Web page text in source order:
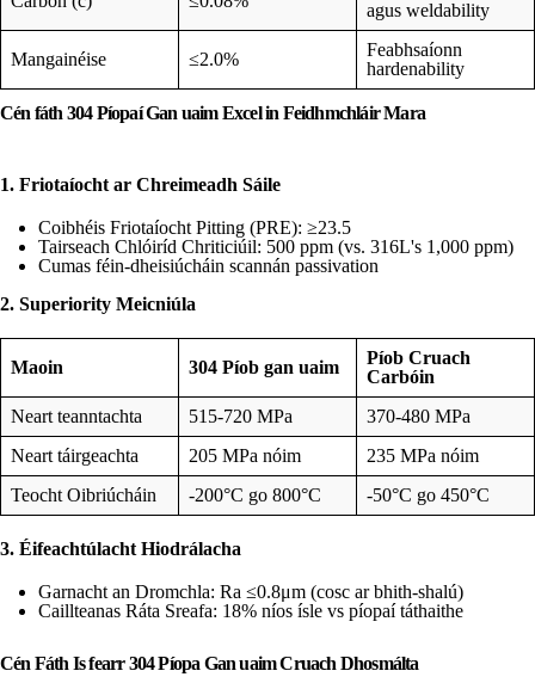
agus weldability
Mangainéise ≤2.0%
Feabhsaíonn
hardenability
Cén fáth 304 Píopaí Gan uaim Excel in Feidhmchláir Mara
1. Friotaíocht ar Chreimeadh Sáile
Coibhéis Friotaíocht Pitting (PRE): ≥23.5
Tairseach Chlóiríd Chriticiúil: 500 ppm (vs. 316L's 1,000 ppm)
Cumas féin-dheisiúcháin scannán passivation
2. Superiority Meicniúla
Maoin 304 Píob gan uaim
Píob Cruach
Carbóin
Neart teanntachta
515-720 MPa
370-480 MPa
Neart táirgeachta
205 MPa nóim
235 MPa nóim
Teocht Oibriúcháin
-200°C go 800°C -50°C go 450°C
3. Éifeachtúlacht Hiodrálacha
Garnacht an Dromchla: Ra ≤0.8μm (cosc ar bhith-shalú)
Caillteanas Ráta Sreafa: 18% níos ísle vs píopaí táthaithe
Cén Fáth Is fearr 304 Píopa Gan uaim Cruach Dhosmálta